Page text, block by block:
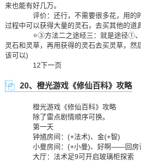
来也能有好几万。
评价：还行，不需要很多花，用的
过程中可以获得大量的灵石，去买其他的道
⭐③方法二之途经三：就是途径①
灵石和灵草，再用获得的灵石去买灵草，然
该可以)
12下一页
20、橙光游戏《修仙百科》攻略
橙光游戏《修仙百科》攻略
除了雷点剧情顺序可换。
第一天
钟馗房间：(+法术)、金(+智)
小曼房间：(+小曼)、好啊——回房
大厅：法术足9可开启玻璃柜探索